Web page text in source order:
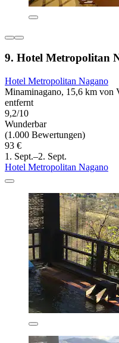
9. Hotel Metropolitan
Hotel Metropolitan Nagano
Minaminagano, 15,6 km von
entfernt
9,2/10
Wunderbar
(1.000 Bewertungen)
93 €
1. Sept.–2. Sept.
Hotel Metropolitan Nagano